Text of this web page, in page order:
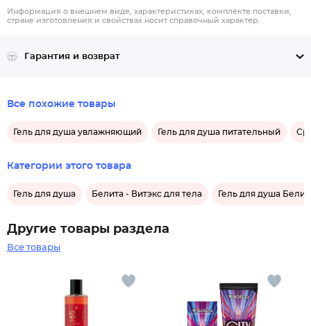
Информация о внешнем виде, характеристиках, комплекте поставки,
стране изготовления и свойствах носит справочный характер.
Гарантия и возврат
Все похожие товары
Гель для душа увлажняющий Гель для душа питательный
Категории этого товара
Гель для душа Белита - Витэкс для тела Гель для душа
Другие товары раздела
Все товары